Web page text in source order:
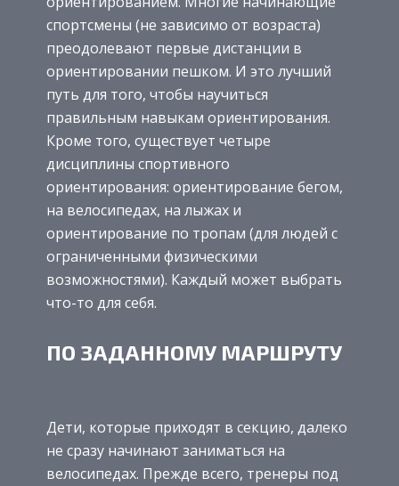
спортсмены (не зависимо от возраста)
преодолевают первые дистанции в
ориентировании пешком. И это лучший
путь для того, чтобы научиться
правильным навыкам ориентирования.
Кроме того, существует четыре
дисциплины спортивного
ориентирования: ориентирование бегом,
на велосипедах, на лыжах и
ориентирование по тропам (для людей с
ограниченными физическими
возможностями). Каждый может выбрать
что-то для себя.
ПО ЗАДАННОМУ МАРШРУТУ
Дети, которые приходят в секцию, далеко
не сразу начинают заниматься на
велосипедах. Прежде всего, тренеры под